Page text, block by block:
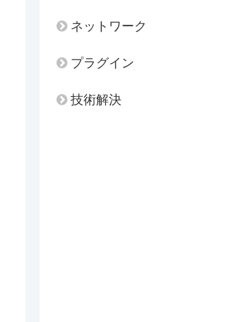
ネットワーク
プラグイン
技術解決